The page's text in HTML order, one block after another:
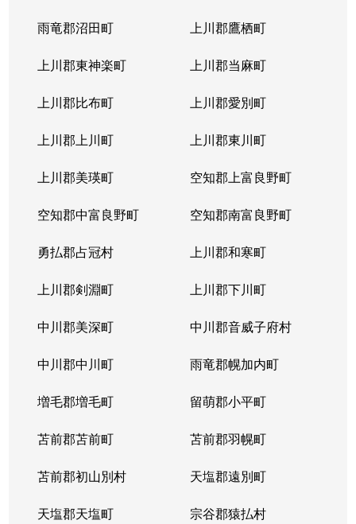
雨竜郡沼田町 上川郡鷹栖町
上川郡東神楽町 上川郡当麻町
上川郡比布町 上川郡愛別町
上川郡上川町 上川郡東川町
上川郡美瑛町 空知郡上富良野町
空知郡中富良野町 空知郡南富良野町
勇払郡占冠村 上川郡和寒町
上川郡剣淵町 上川郡下川町
中川郡美深町 中川郡音威子府村
中川郡中川町 雨竜郡幌加内町
増毛郡増毛町 留萌郡小平町
苫前郡苫前町 苫前郡羽幌町
苫前郡初山別村 天塩郡遠別町
天塩郡天塩町 宗谷郡猿払村